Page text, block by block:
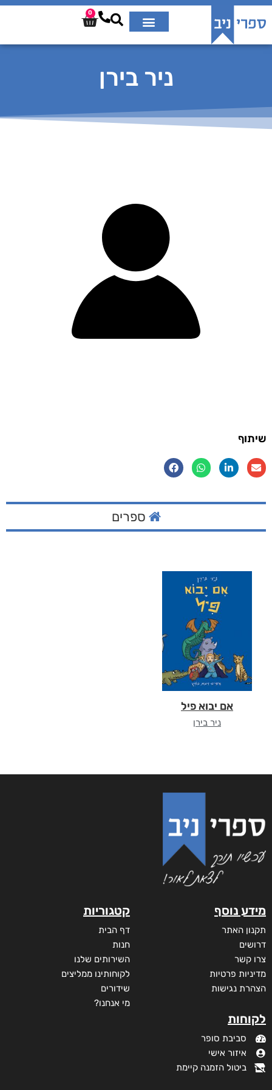
0
ניר בירן
שיתוף
ספרים
אם יבוא פיל
ניר בירן
מידע נוסף
תקנון האתר
דרושים
צרו קשר
מדיניות פרטיות
הצהרת נגישות
לקוחות
סביבת סופר
איזור אישי
ביטול הזמנה קיימת
קטגוריות
דף הבית
חנות
השירותים שלנו
לקוחותינו ממליצים
שידורים
מי אנחנו?